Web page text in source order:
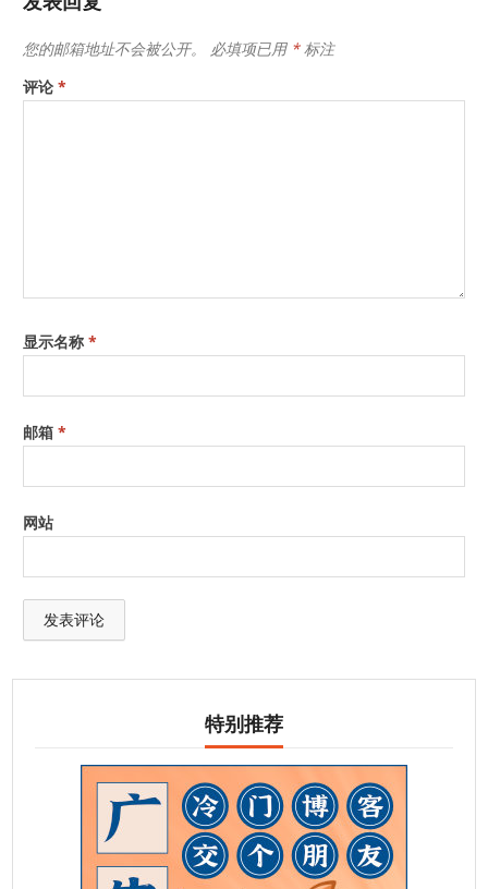
您的邮箱地址不会被公开。 必填项已用 *标注
评论*
显示名称*
邮箱*
网站
特别推荐